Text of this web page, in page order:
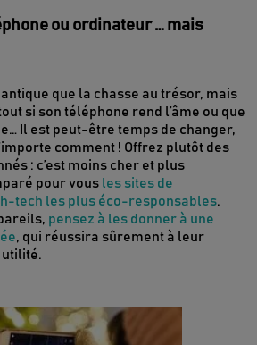
ou ordinateur … mais
que la chasse au trésor, mais
si son téléphone rend l’âme ou que
Il est peut-être temps de changer,
comment ! Offrez plutôt des
: c’est moins cher et plus
pour vous les sites de
tech les plus éco-responsables.
pensez à les donner à une
, qui réussira sûrement à leur
utilité.